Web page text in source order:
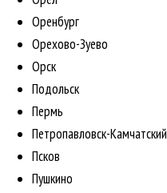
Оренбург
Орехово-Зуево
Орск
Подольск
Пермь
Петропавловск-Камчатский
Псков
Пушкино